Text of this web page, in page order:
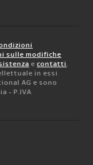
sulle modifiche
e contatti.
in essi
AG e sono
- P.IVA